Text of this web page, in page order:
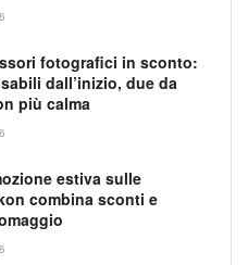
fotografici in sconto:
dall’inizio, due da
più calma
estiva sulle
combina sconti e